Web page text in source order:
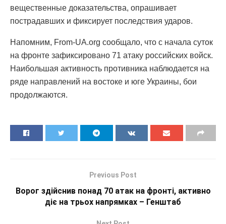
вещественные доказательства, опрашивает
пострадавших и фиксирует последствия ударов.
Напомним, From-UA.org сообщало, что с начала суток
на фронте зафиксировано 71 атаку российских войск.
Наибольшая активность противника наблюдается на
ряде направлений на востоке и юге Украины, бои
продолжаются.
Previous Post
Ворог здійснив понад 70 атак на фронті, активно
діє на трьох напрямках – Генштаб